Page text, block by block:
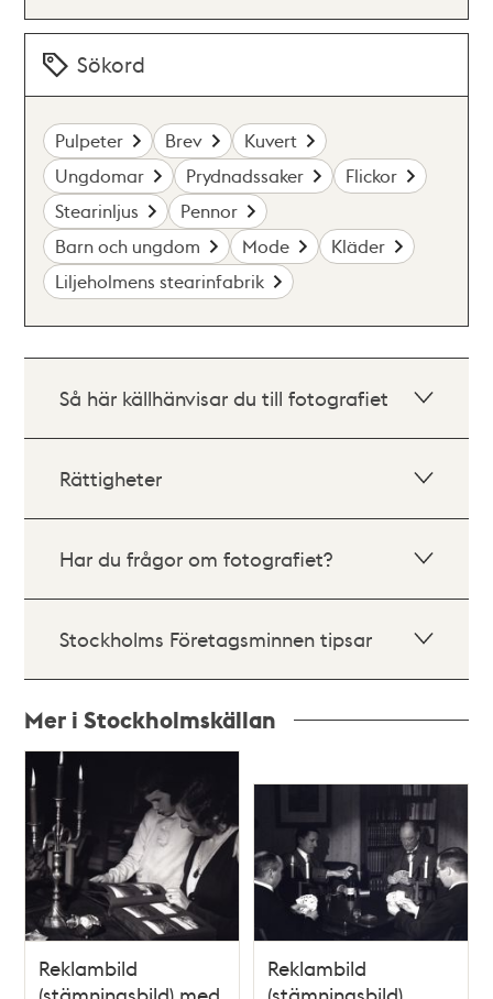
Sökord
Pulpeter Brev
Kuvert
Ungdomar
Prydnadssaker
Flickor
Stearinljus
Pennor
Barn och ungdom
Mode
Kläder
Liljeholmens stearinfabrik
Så här källhänvisar du till fotografiet
Rättigheter
Har du frågor om fotografiet?
Stockholms Företagsminnen tipsar
Mer i Stockholmskällan
Relaterade
poster
teman
Reklambild
Reklambild